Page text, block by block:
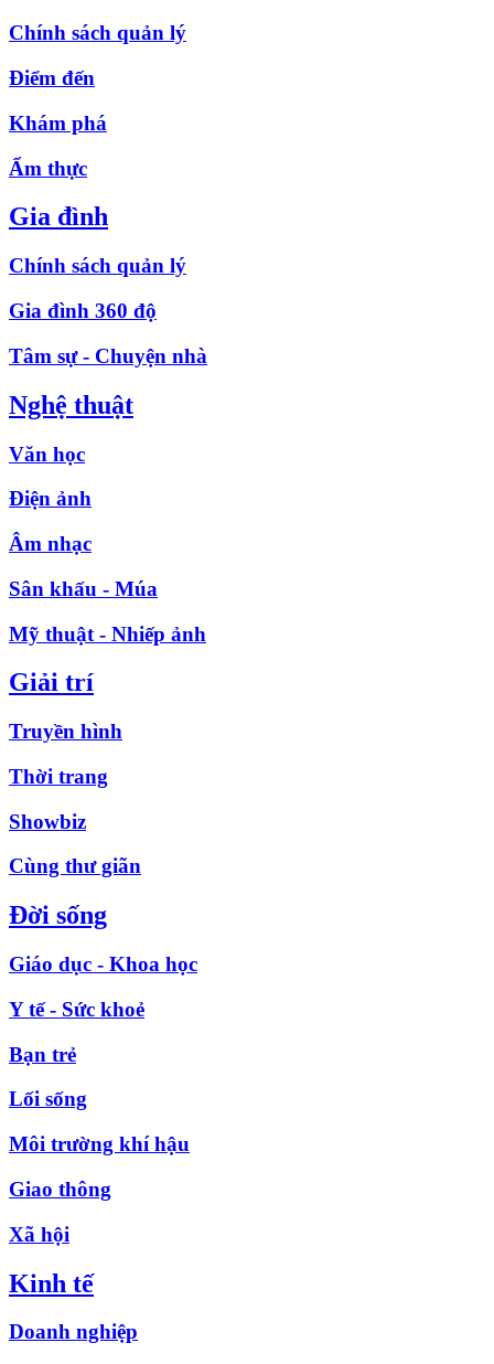
Chính sách quản lý
Điểm đến
Khám phá
Ẩm thực
Gia đình
Chính sách quản lý
Gia đình 360 độ
Tâm sự - Chuyện nhà
Nghệ thuật
Văn học
Điện ảnh
Âm nhạc
Sân khấu - Múa
Mỹ thuật - Nhiếp ảnh
Giải trí
Truyền hình
Thời trang
Showbiz
Cùng thư giãn
Đời sống
Giáo dục - Khoa học
Y tế - Sức khoẻ
Bạn trẻ
Lối sống
Môi trường khí hậu
Giao thông
Xã hội
Kinh tế
Doanh nghiệp